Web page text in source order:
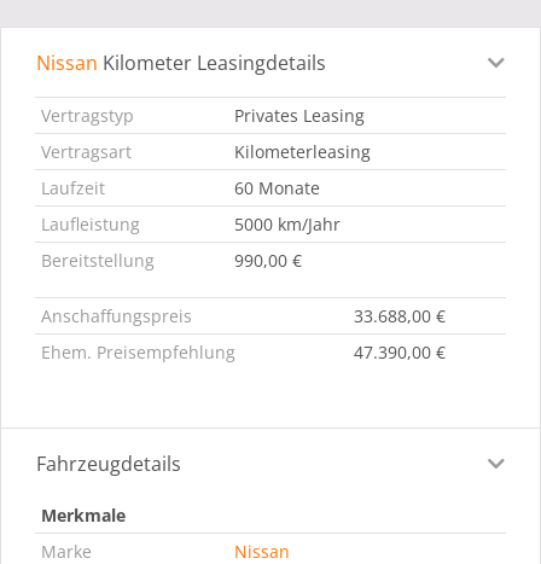
Leasingdetails Fahrzeugdetails
Nissan Kilometer Leasingdetails
Vertragstyp
Privates Leasing
Vertragsart
Kilometerleasing
Laufzeit
60 Monate
Laufleistung
5000 km/Jahr
Bereitstellung
990,00 €
Anschaffungspreis
33.688,00 €
Ehem. Preisempfehlung
47.390,00 €
Fahrzeugdetails
Merkmale
Marke
Nissan